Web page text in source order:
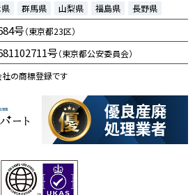
群馬県 山梨県 福島県
長野県
号（東京都23区）
号（東京都公安委員会）
社の商標登録です